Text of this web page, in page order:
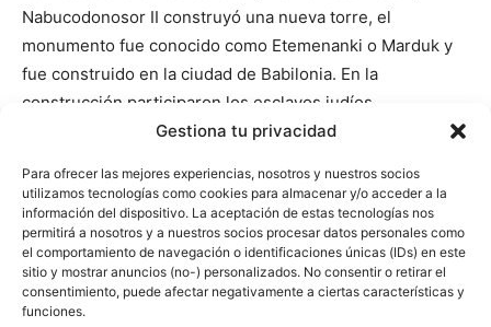
Gestiona tu privacidad
Para ofrecer las mejores experiencias, nosotros y nuestros socios
utilizamos tecnologías como cookies para almacenar y/o acceder a la
información del dispositivo. La aceptación de estas tecnologías nos
permitirá a nosotros y a nuestros socios procesar datos personales como
el comportamiento de navegación o identificaciones únicas (IDs) en este
sitio y mostrar anuncios (no-) personalizados. No consentir o retirar el
consentimiento, puede afectar negativamente a ciertas características y
funciones.
Nabucodonosor II construyó una nueva torre, el
monumento fue conocido como Etemenanki o Marduk y
fue construido en la ciudad de Babilonia. En la
construcción participaron los esclavos judíos.
siete plantas.Heródoto, historiador griego, realizó una
descripción del monumento en 440 a.C. En su artículo, el
intelectual describe lo siguiente: ‘En el medio del recinto
había una torre de ladrillo macizo, 201 metros de largo y
de ancho, en la que era erigida una segunda torre, y en